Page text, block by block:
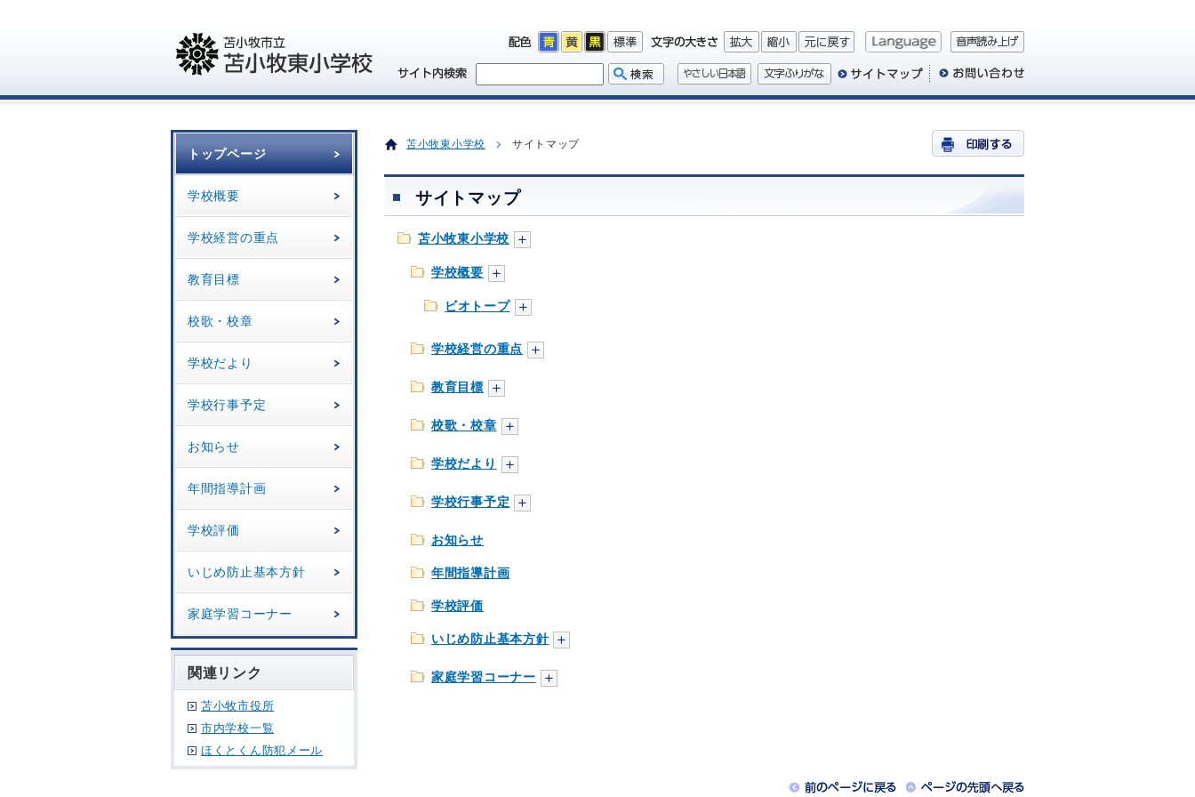
トップページ
学校概要
学校経営の重点
教育目標
校歌・校章
学校だより
学校行事予定
お知らせ
年間指導計画
学校評価
いじめ防止基本方針
家庭学習コーナー
関連リンク
苫小牧市役所
市内学校一覧
ほくとくん防犯メール
苫小牧東小学校 サイトマップ
サイトマップ
苫小牧東小学校
学校概要
ビオトープ
学校経営の重点
教育目標
校歌・校章
学校だより
学校行事予定
お知らせ
年間指導計画
学校評価
いじめ防止基本方針
家庭学習コーナー